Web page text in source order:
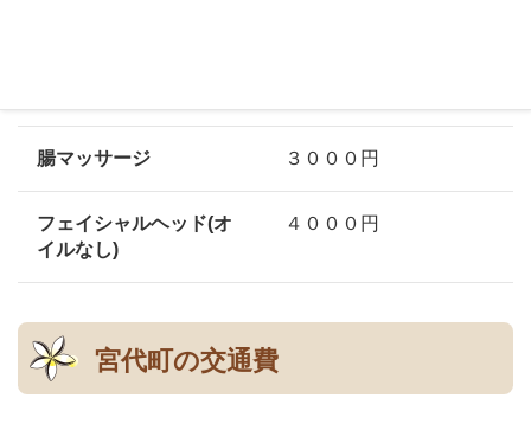
腸マッサージ ３０００円
フェイシャルヘッド(オ
イルなし)
４０００円
宮代町の交通費